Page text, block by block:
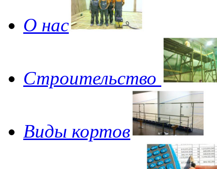
О нас
Строительство
Виды кортов